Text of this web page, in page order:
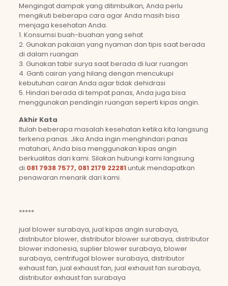
Mengingat dampak yang ditimbulkan, Anda perlu
mengikuti beberapa cara agar Anda masih bisa
menjaga kesehatan Anda.
1. Konsumsi buah-buahan yang sehat
2. Gunakan pakaian yang nyaman dan tipis saat berada
di dalam ruangan
3. Gunakan tabir surya saat berada di luar ruangan
4. Ganti cairan yang hilang dengan mencukupi
kebutuhan cairan Anda agar tidak dehidrasi
5. Hindari berada di tempat panas, Anda juga bisa
menggunakan pendingin ruangan seperti kipas angin.
Akhir Kata
Itulah beberapa masalah kesehatan ketika kita langsung
terkena panas. Jika Anda ingin menghindari panas
matahari, Anda bisa menggunakan kipas angin
berkualitas dari kami. Silakan hubungi kami langsung
di 081 7938 7577, 081 2179 22281untuk mendapatkan
penawaran menarik dari kami.
*****
jual blower surabaya, jual kipas angin surabaya,
distributor blower, distributor blower surabaya, distributor
blower indonesia, suplier blower surabaya, blower
surabaya, centrifugal blower surabaya, distributor
exhaust fan, jual exhaust fan, jual exhaust fan surabaya,
distributor exhaust fan surabaya